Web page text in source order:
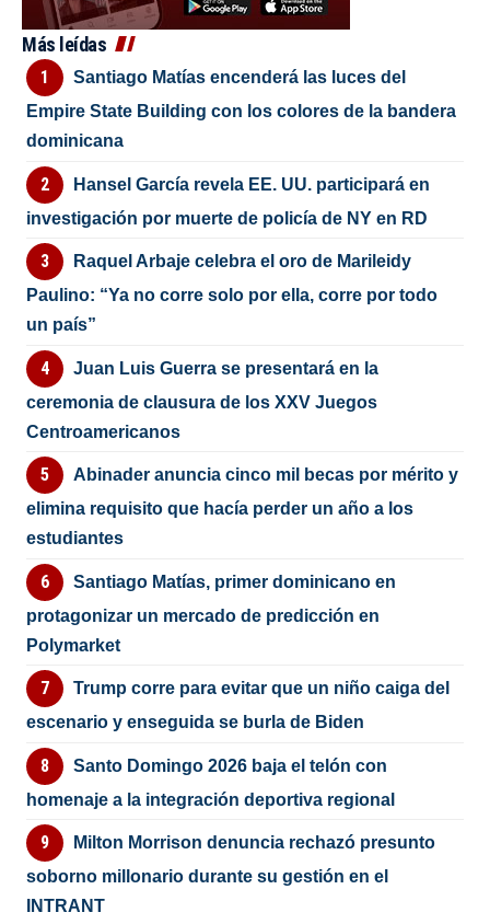
Más leídas
Santiago Matías encenderá las luces del
Empire State Building con los colores de la bandera
dominicana
Hansel García revela EE. UU. participará en
investigación por muerte de policía de NY en RD
Raquel Arbaje celebra el oro de Marileidy
Paulino: “Ya no corre solo por ella, corre por todo
un país”
Juan Luis Guerra se presentará en la
ceremonia de clausura de los XXV Juegos
Centroamericanos
Abinader anuncia cinco mil becas por mérito y
elimina requisito que hacía perder un año a los
estudiantes
Santiago Matías, primer dominicano en
protagonizar un mercado de predicción en
Polymarket
Trump corre para evitar que un niño caiga del
escenario y enseguida se burla de Biden
Santo Domingo 2026 baja el telón con
homenaje a la integración deportiva regional
Milton Morrison denuncia rechazó presunto
soborno millonario durante su gestión en el
INTRANT